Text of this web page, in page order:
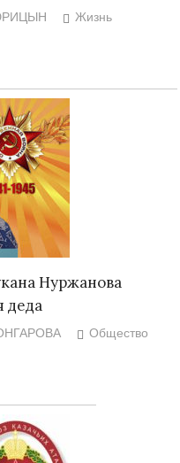
Жизнь
Нуржанова
деда
Общество